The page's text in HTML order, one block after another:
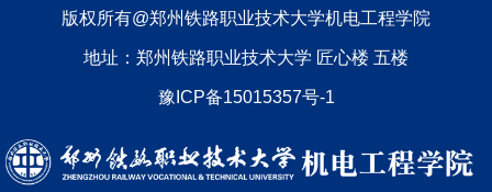
版权所有@郑州铁路职业技术大学机电工程学院
地址：郑州铁路职业技术大学 匠心楼 五楼
豫ICP备15015357号-1